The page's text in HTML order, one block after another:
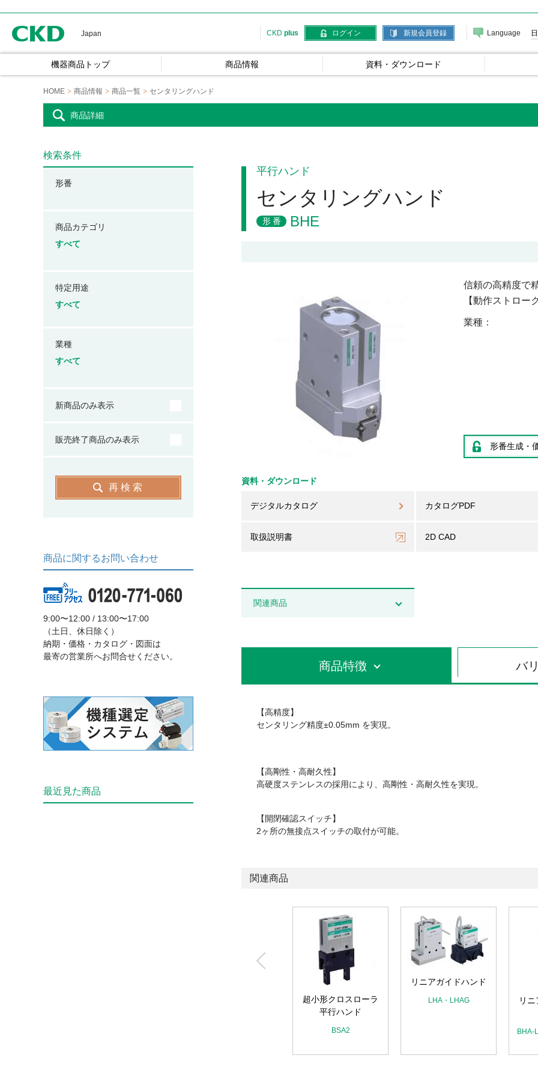
Japan CKD plus ログイン 新規会員登録 Language
機器商品トップ 商品情報 資料・ダウンロード
HOME 商品情報 商品一覧 センタリングハンド
商品詳細
平行ハンド
センタリングハンド
形番 BHE
信頼の高精度で
【動作ストロー
業種
形番生成・
資料・ダウンロード
デジタルカタログ カタログPDF
取扱説明書 2D CAD
関連商品
商品特徴 バ
【高精度】
センタリング精度±0.05mm を実現。
【高剛性・高耐久性】
高硬度ステンレスの採用により、高剛性・高耐久性を実現。
【開閉確認スイッチ】
2ヶ所の無接点スイッチの取付が可能。
関連商品
超小形クロスローラ
平行ハンド
BSA2
リニアガイドハンド
LHA・LHAG
リ
BHA-
検索条件
形番
商品カテゴリ
すべて
特定用途
すべて
業種
すべて
新商品のみ表示
販売終了商品のみ表示
再検索
商品に関するお問い合わせ
9:00〜12:00 / 13:00〜17:00
（土日、休日除く）
納期・価格・カタログ・図面は
最寄の営業所へお問合せください。
最近見た商品